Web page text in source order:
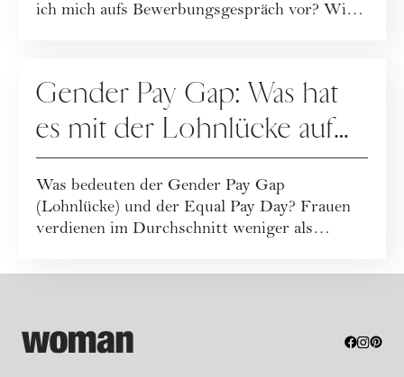
ich mich aufs Bewerbungsgespräch vor? Wie
Gender Pay Gap: Was hat
es mit der Lohnlücke auf
sich?
Was bedeuten der Gender Pay Gap
(Lohnlücke) und der Equal Pay Day? Frauen
verdienen im Durchschnitt weniger als